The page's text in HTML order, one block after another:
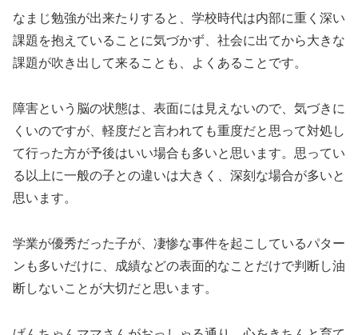
なまじ勉強が出来たりすると、学校時代は内部に重く深い
課題を抱えていることに気づかず、社会に出てから大きな
課題が吹き出して来ることも、よくあることです。
障害という脳の状態は、表面には見えないので、気づきに
くいのですが、軽度だと言われても重度だと思って対処し
て行った方が予後はいい場合も多いと思います。思ってい
る以上に一般の子との違いは大きく、深刻な場合が多いと
思います。
学業が優秀だった子が、凄惨な事件を起こしているパター
ンも多いだけに、成績などの表面的なことだけで判断し油
断しないことが大切だと思います。